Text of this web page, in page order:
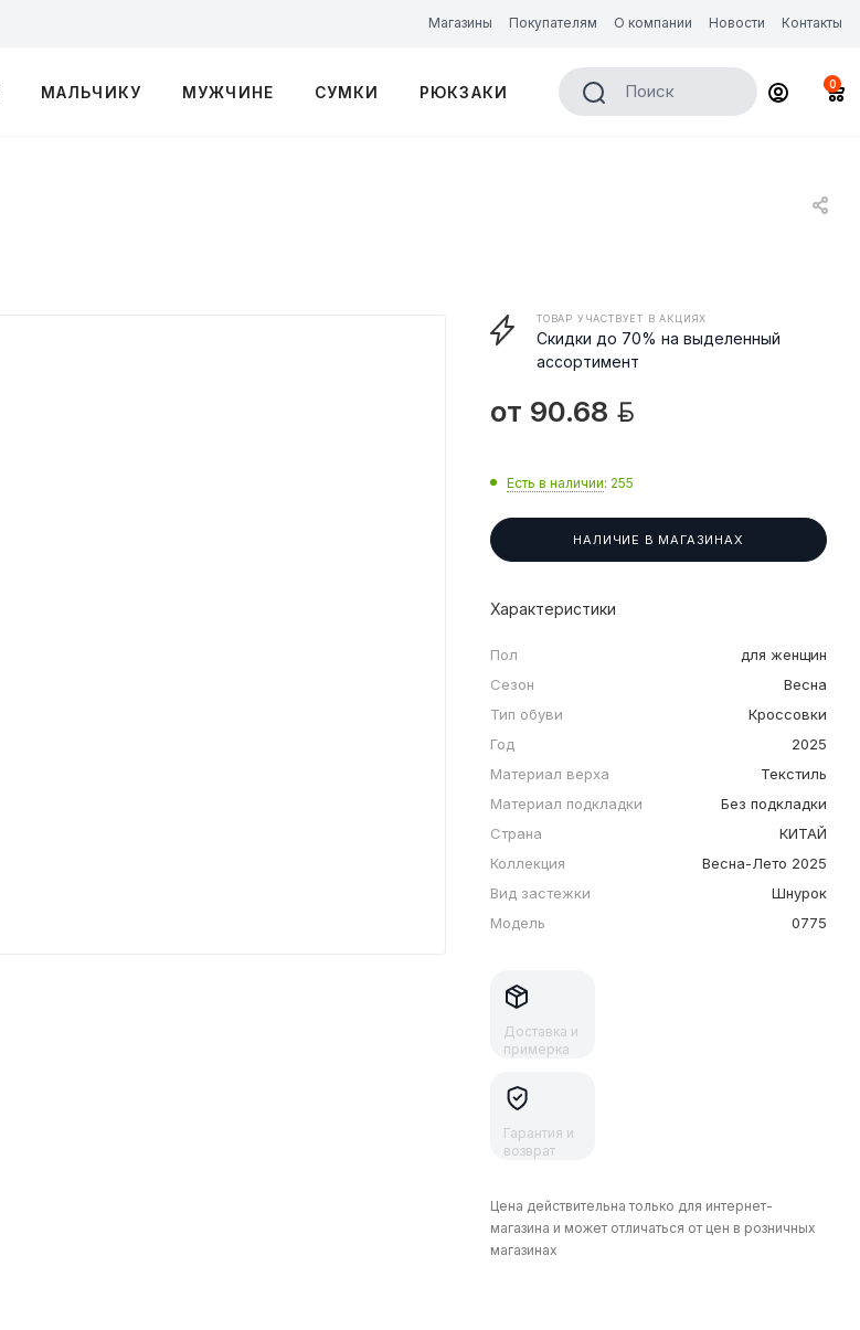
Магазины Покупателям О компании Новости Контакты
МАЛЬЧИКУ МУЖЧИНЕ СУМКИ РЮКЗАКИ Поиск 0
ТОВАР УЧАСТВУЕТ В АКЦИЯХ
Скидки до 70% на выделенный
ассортимент
от 90.68 
Есть в наличии: 255
НАЛИЧИЕ В МАГАЗИНАХ
Характеристики
Пол
для женщин
Сезон
Весна
Тип обуви
Кроссовки
Год
2025
Материал верха
Текстиль
Материал подкладки
Без подкладки
Страна
КИТАЙ
Коллекция
Весна-Лето 2025
Вид застежки
Шнурок
Модель
0775
Доставка и
примерка
Гарантия и
возврат
Цена действительна только для интернет-
магазина и может отличаться от цен в розничных
магазинах